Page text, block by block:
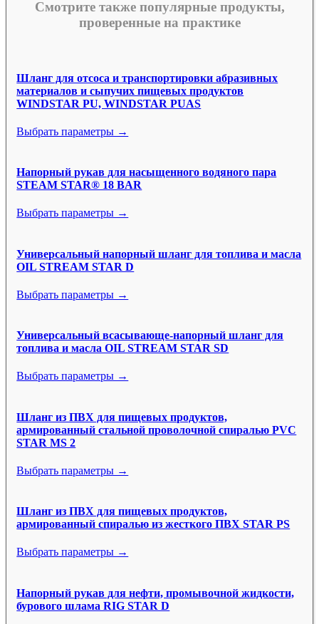
Смотрите также популярные продукты,
проверенные на практике
Шланг для отсоса и транспортировки абразивных
материалов и сыпучих пищевых продуктов
WINDSTAR PU, WINDSTAR PUAS
Выбрать параметры →
Напорный рукав для насыщенного водяного пара
STEAM STAR® 18 BAR
Выбрать параметры →
Универсальный напорный шланг для топлива и масла
OIL STREAM STAR D
Выбрать параметры →
Универсальный всасывающе-напорный шланг для
топлива и масла OIL STREAM STAR SD
Выбрать параметры →
Шланг из ПВХ для пищевых продуктов,
армированный стальной проволочной спиралью PVC
STAR MS 2
Выбрать параметры →
Шланг из ПВХ для пищевых продуктов,
армированный спиралью из жесткого ПВХ STAR PS
Выбрать параметры →
Напорный рукав для нефти, промывочной жидкости,
бурового шлама RIG STAR D